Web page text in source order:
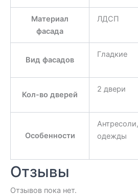
Материал
фасада
ЛДСП
Вид фасадов
Гладкие
Кол-во дверей
2 двери
Особенности
одежды
Отзывы
Отзывов пока нет.